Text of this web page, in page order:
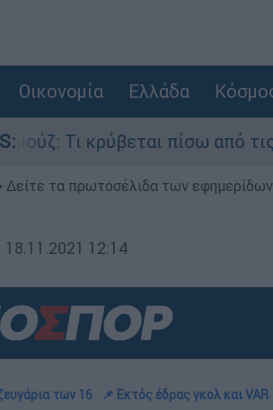
Οικονομία Ελλάδα
πίσω από τις
Δείτε τα πρωτοσέλιδα των εφημερίδων
18.11.2021 12:14
των 16 📌 Εκτός έδρας γκολ και VAR